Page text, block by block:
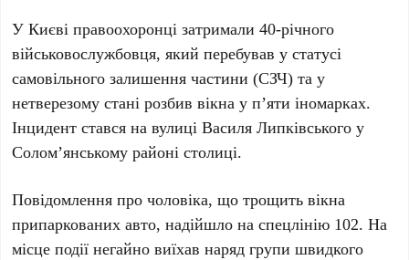
УКиєві правоохоронці затримали40-річного
військовослужбовця, який перебував у статусі
самовільного залишення частини (СЗЧ) та у
нетверезому стані розбив вікна уп’яти іномарках.
Інцидент стався на вулиціВасиля Липківського у
Солом’янському районі столиці.
Повідомлення про чоловіка, що трощить вікна
припаркованих авто, надійшло на спецлінію 102. На
місце події негайно виїхав наряд групи швидкого